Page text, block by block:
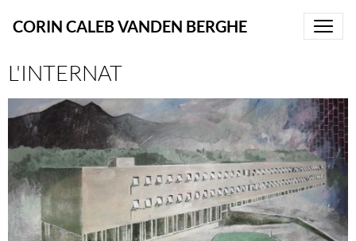
CORIN CALEB VANDEN BERGHE
L'INTERNAT